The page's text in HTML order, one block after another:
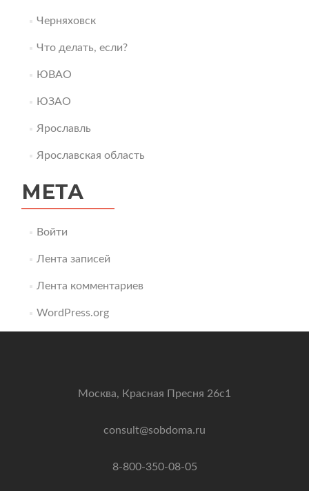
Черняховск
Что делать, если?
ЮВАО
ЮЗАО
Ярославль
Ярославская область
МЕТА
Войти
Лента записей
Лента комментариев
WordPress.org
Москва, Красная Пресня 26с1
consult@sobdoma.ru
8-800-350-08-05